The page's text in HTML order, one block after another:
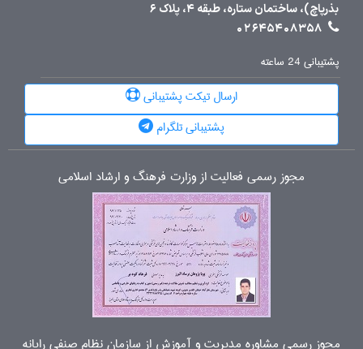
بذرپاچ)، ساختمان ستاره، طبقه 4، پلاک 6
02645408358
پشتیبانی 24 ساعته
ارسال تیکت پشتیبانی
پشتیبانی تلگرام
مجوز رسمی فعالیت از وزارت فرهنگ و ارشاد اسلامی
مجوز رسمی مشاوره مدیریت و آموزش از سازمان نظام صنفی رایانه